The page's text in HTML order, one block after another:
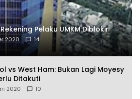
Pelaku UMKM Diblokir
2020 14
vs West Ham: Bukan Lagi Moyesy
Ditakuti
2020 10